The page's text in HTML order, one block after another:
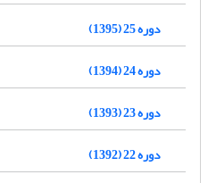
دوره 25 (1395)
دوره 24 (1394)
دوره 23 (1393)
دوره 22 (1392)